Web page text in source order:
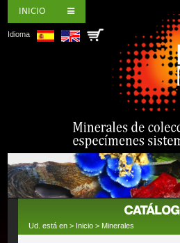
INICIO
Idioma
Ud. está en > Inicio > Minerales